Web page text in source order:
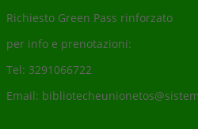
Richiesto Green Pass rinforzato
per info e prenotazioni:
Tel: 3291066722
Email: